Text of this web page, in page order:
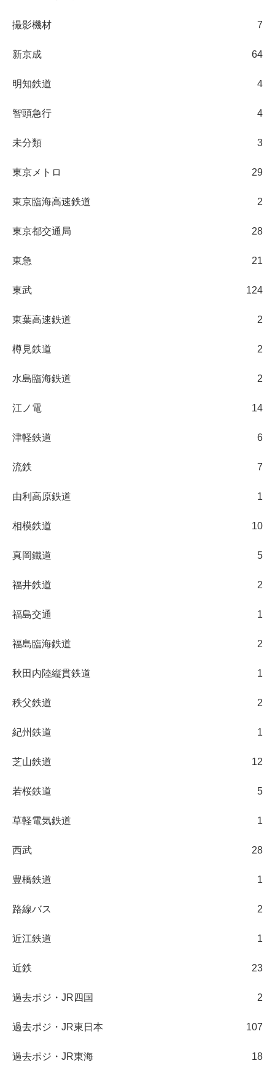
撮影機材 7
新京成 64
明知鉄道 4
智頭急行 4
未分類 3
東京メトロ 29
東京臨海高速鉄道 2
東京都交通局 28
東急 21
東武 124
東葉高速鉄道 2
樽見鉄道 2
水島臨海鉄道 2
江ノ電 14
津軽鉄道 6
流鉄 7
由利高原鉄道 1
相模鉄道 10
真岡鐵道 5
福井鉄道 2
福島交通 1
福島臨海鉄道 2
秋田内陸縦貫鉄道 1
秩父鉄道 2
紀州鉄道 1
芝山鉄道 12
若桜鉄道 5
草軽電気鉄道 1
西武 28
豊橋鉄道 1
路線バス 2
近江鉄道 1
近鉄 23
過去ポジ・JR四国 2
過去ポジ・JR東日本 107
過去ポジ・JR東海 18